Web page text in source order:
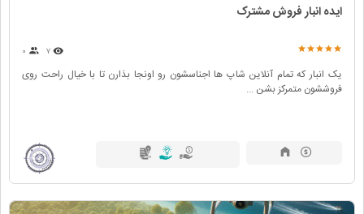
ایده انبار فروش مشترک
۷
یک انبار که تمام آنلاین شاپ ها اجناسشون رو اونجا بذارن تا با خیال راحت روی
فروششون متمرکز بشن ...